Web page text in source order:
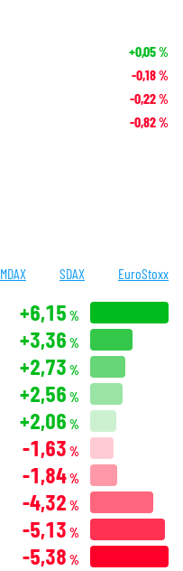
+0,05%
-0,18%
-0,22%
-0,82%
MDAX SDAX EuroStoxx
+6,15 %
+3,36 %
+2,73 %
+2,56 %
+2,06 %
-1,63 %
-1,84%
-4,32 %
-5,13 %
-5,38 %